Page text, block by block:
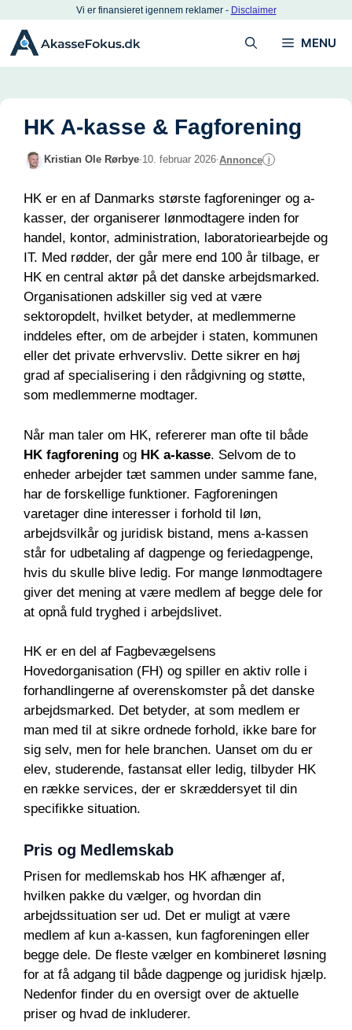
indhold
Vi er finansieret igennem reklamer - Disclaimer
MENU
HK A-kasse & Fagforening
Kristian Ole Rørbye·10. februar 2026·Annonce i
HK er en af Danmarks største fagforeninger og a-
kasser, der organiserer lønmodtagere inden for
handel, kontor, administration, laboratoriearbejde og
IT. Med rødder, der går mere end 100 år tilbage, er
HK en central aktør på det danske arbejdsmarked.
Organisationen adskiller sig ved at være
sektoropdelt, hvilket betyder, at medlemmerne
inddeles efter, om de arbejder i staten, kommunen
eller det private erhvervsliv. Dette sikrer en høj
grad af specialisering i den rådgivning og støtte,
som medlemmerne modtager.
Når man taler om HK, refererer man ofte til både
HK fagforening og HK a-kasse. Selvom de to
enheder arbejder tæt sammen under samme fane,
har de forskellige funktioner. Fagforeningen
varetager dine interesser i forhold til løn,
arbejdsvilkår og juridisk bistand, mens a-kassen
står for udbetaling af dagpenge og feriedagpenge,
hvis du skulle blive ledig. For mange lønmodtagere
giver det mening at være medlem af begge dele for
at opnå fuld tryghed i arbejdslivet.
HK er en del af Fagbevægelsens
Hovedorganisation (FH) og spiller en aktiv rolle i
forhandlingerne af overenskomster på det danske
arbejdsmarked. Det betyder, at som medlem er
man med til at sikre ordnede forhold, ikke bare for
sig selv, men for hele branchen. Uanset om du er
elev, studerende, fastansat eller ledig, tilbyder HK
en række services, der er skræddersyet til din
specifikke situation.
Pris og Medlemskab
Prisen for medlemskab hos HK afhænger af,
hvilken pakke du vælger, og hvordan din
arbejdssituation ser ud. Det er muligt at være
medlem af kun a-kassen, kun fagforeningen eller
begge dele. De fleste vælger en kombineret løsning
for at få adgang til både dagpenge og juridisk hjælp.
Nedenfor finder du en oversigt over de aktuelle
priser og hvad de inkluderer.